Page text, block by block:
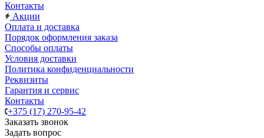
Контакты
Акции
Оплата и доставка
Порядок оформления заказа
Способы оплаты
Условия доставки
Политика конфиденциальности
Реквизиты
Гарантия и сервис
Контакты
+375 (17) 270-95-42
Заказать звонок
Задать вопрос